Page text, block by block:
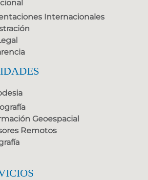
Internacionales
Geoespacial
Remotos